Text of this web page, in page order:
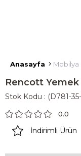
Anasayfa Mobilya
Rencott Yemek
Stok Kodu (D781-
0.0
İndirimli Ürün